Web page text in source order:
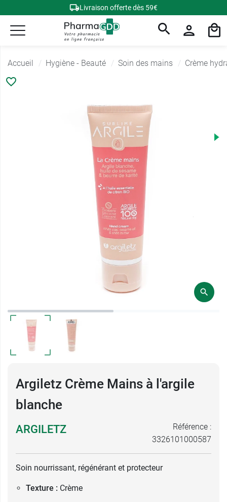
Livraison offerte dès 59€
Accueil Hygiène - Beauté Soin des mains Crème
Argiletz Crème Mains à l'argile
blanche
ARGILETZ
Référence :
3326101000587
Soin nourrissant, régénérant et protecteur
Texture : Crème